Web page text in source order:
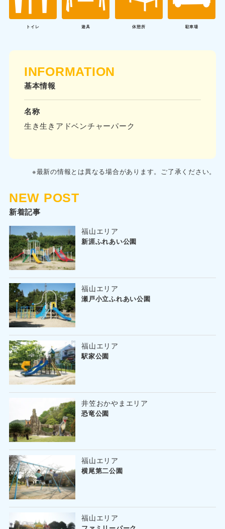
トイレ 遊具 休憩所 駐車場
INFORMATION
基本情報
名称
生き生きアドベンチャーパーク
※最新の情報とは異なる場合があります。ご了承ください。
NEW POST
新着記事
福山エリア
新涯ふれあい公園
福山エリア
瀬戸小立ふれあい公園
福山エリア
駅家公園
井笠おかやまエリア
恐竜公園
福山エリア
横尾第二公園
福山エリア